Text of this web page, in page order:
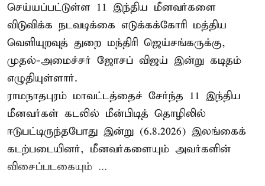
செய்யப்பட்டுள்ள 11 இந்திய மீனவர்களை
விடுவிக்க நடவடிக்கை எடுக்கக்கோரி மத்திய
வெளியுறவுத் துறை மந்திரி ஜெய்சங்கருக்கு,
முதல்-அமைச்சர் ஜோசப் விஜய் இன்று கடிதம்
எழுதியுள்ளார்.
ராமநாதபுரம் மாவட்டத்தைச் சேர்ந்த 11 இந்திய
மீனவர்கள் கடலில் மீன்பிடித் தொழிலில்
ஈடுபட்டிருந்தபோது இன்று (6.8.2026) இலங்கைக்
கடற்படையினர், மீனவர்களையும் அவர்களின்
விசைப்படகையும் ...